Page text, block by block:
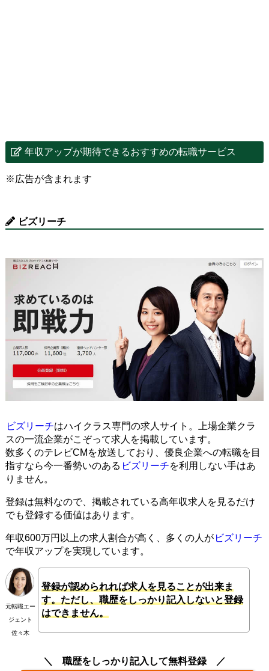
年収アップが期待できるおすすめの転職サービス
※広告が含まれます
ビズリーチ
ビズリーチはハイクラス専門の求人サイト。上場企業クラ
スの一流企業がこぞって求人を掲載しています。
数多くのテレビCMを放送しており、優良企業への転職を目
指すなら今一番勢いのある ビズリーチを利用しない手はあ
りません。
登録は無料なので、掲載されている高年収求人を見るだけ
でも登録する価値はあります。
年収600万円以上の求人割合が高く、多くの人が ビズリーチ
で年収アップを実現しています。
元転職エー
ジェント
佐々木
登録が認められれば求人を見ることが出来ま
す。ただし、職歴をしっかり記入しないと登録
はできません。
職歴をしっかり記入して無料登録